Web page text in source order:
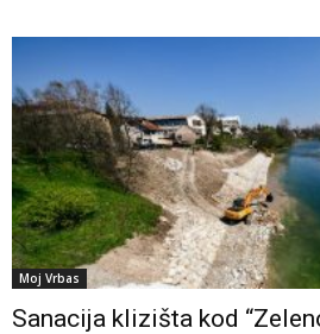
Moj Vrbas
Sanacija klizišta kod